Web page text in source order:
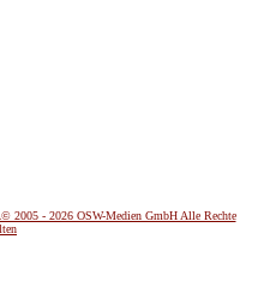
2005 - 2026 OSW-Medien GmbH Alle Rechte